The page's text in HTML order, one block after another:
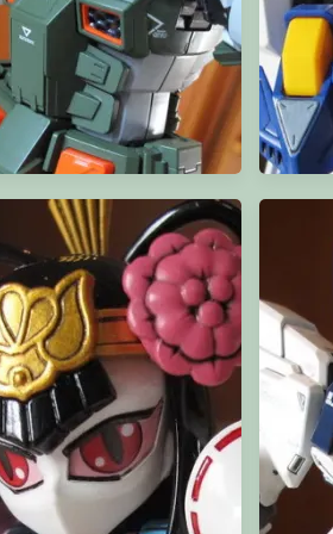
MG Full Armor Gundam